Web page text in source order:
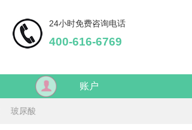
24小时免费咨询电话
400-616-6769
账户
玻尿酸